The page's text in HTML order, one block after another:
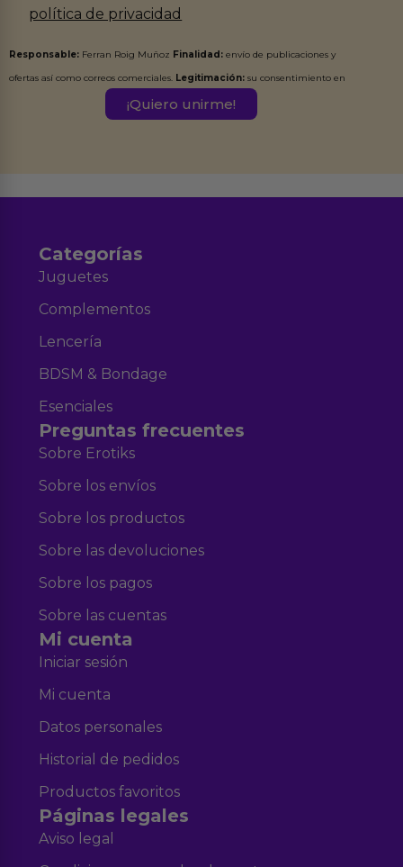
política de privacidad
Responsable: Ferran Roig Muñoz Finalidad: envío de publicaciones y
ofertas así como correos comerciales. Legitimación: su consentimiento en
Destinatarios:Ferran Roig Muñoz. Podrás ejercer tus
Categorías
Juguetes
Complementos
Lencería
BDSM & Bondage
Esenciales
Preguntas frecuentes
Sobre Erotiks
Sobre los envíos
Sobre los productos
Sobre las devoluciones
Sobre los pagos
Sobre las cuentas
Mi cuenta
Iniciar sesión
Mi cuenta
Datos personales
Historial de pedidos
Productos favoritos
Páginas legales
Aviso legal